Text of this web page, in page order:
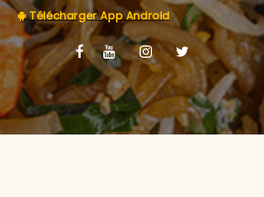
Télécharger App Android